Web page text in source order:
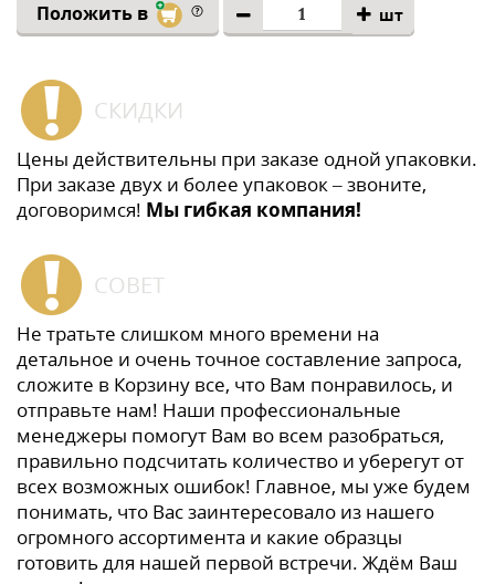
Положить в шт
СКИДКИ
Цены действительны при заказе одной упаковки.
При заказе двух и более упаковок – звоните,
договоримся! Мы гибкая компания!
СОВЕТ
Не тратьте слишком много времени на
детальное и очень точное составление запроса,
сложите в Корзину все, что Вам понравилось, и
отправьте нам! Наши профессиональные
менеджеры помогут Вам во всем разобраться,
правильно подсчитать количество и уберегут от
всех возможных ошибок! Главное, мы уже будем
понимать, что Вас заинтересовало из нашего
огромного ассортимента и какие образцы
готовить для нашей первой встречи. Ждём Ваш